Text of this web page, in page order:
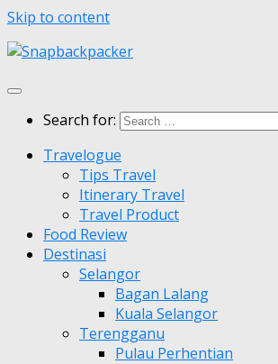
Skip to content
Search for:
Travelogue
Tips Travel
Itinerary Travel
Travel Product
Food Review
Destinasi
Selangor
Bagan Lalang
Kuala Selangor
Terengganu
Pulau Perhentian